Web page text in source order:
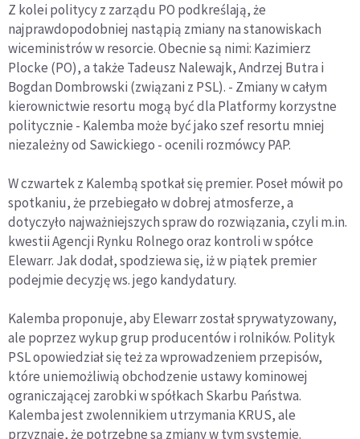
Z kolei politycy z zarządu PO podkreślają, że
najprawdopodobniej nastąpią zmiany na stanowiskach
wiceministrów w resorcie. Obecnie są nimi: Kazimierz
Plocke (PO), a także Tadeusz Nalewajk, Andrzej Butra i
Bogdan Dombrowski (związani z PSL). - Zmiany w całym
kierownictwie resortu mogą być dla Platformy korzystne
politycznie - Kalemba może być jako szef resortu mniej
niezależny od Sawickiego - ocenili rozmówcy PAP.
W czwartek z Kalembą spotkał się premier. Poseł mówił po
spotkaniu, że przebiegało w dobrej atmosferze, a
dotyczyło najważniejszych spraw do rozwiązania, czyli m.in.
kwestii Agencji Rynku Rolnego oraz kontroli w spółce
Elewarr. Jak dodał, spodziewa się, iż w piątek premier
podejmie decyzję ws. jego kandydatury.
Kalemba proponuje, aby Elewarr został sprywatyzowany,
ale poprzez wykup grup producentów i rolników. Polityk
PSL opowiedział się też za wprowadzeniem przepisów,
które uniemożliwią obchodzenie ustawy kominowej
ograniczającej zarobki w spółkach Skarbu Państwa.
Kalemba jest zwolennikiem utrzymania KRUS, ale
przyznaje, że potrzebne są zmiany w tym systemie.